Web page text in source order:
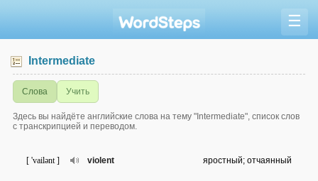
☰
Intermediate
Слова Учить
Здесь вы найдёте английские слова на тему "Intermediate", список слов
с транскрипцией и переводом.
violent
[ 'vailənt ] яростный; отчаянный